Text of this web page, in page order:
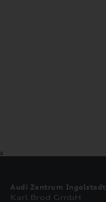
X
Audi Zentrum Ingolstadt
Karl Brod GmbH